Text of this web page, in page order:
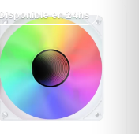
Disponible en 24hs